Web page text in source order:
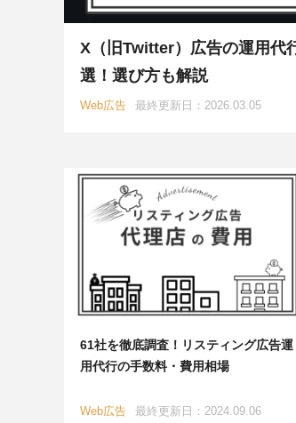
データ アー
プロダクト開発
インフルエンサ
調査・インタビ
X（旧Twitter）広告の運用代
選！選び方も解説
Web広告 最終更新日：2026.03.05
61社を徹底調査！リスティング広告運
用代行の手数料・費用相場
Web広告 最終更新日：2024.09.06